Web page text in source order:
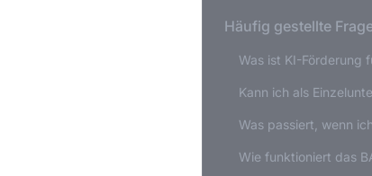
Häufig gestellte
Was ist KI-Förderung
Kann ich als
Was passiert, wenn
Wie funktioniert das